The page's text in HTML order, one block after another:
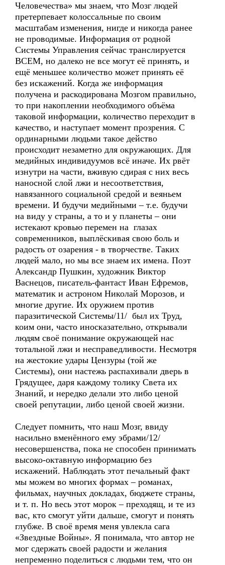
Человечества» мы знаем, что Мозг людей
претерпевает колоссальные по своим
масштабам изменения, нигде и никогда ранее
не проводимые. Информация от родной
Системы Управления сейчас транслируется
ВСЕМ, но далеко не все могут её принять, и
ещё меньшее количество может принять её
без искажений. Когда же информация
получена и раскодирована Мозгом правильно,
то при накоплении необходимого объёма
таковой информации, количество переходит в
качество, и наступает момент прозрения. С
ординарными людьми такое действо
происходит незаметно для окружающих. Для
медийных индивидуумов всё иначе. Их рвёт
изнутри на части, вживую сдирая с них весь
наносной слой лжи и несоответствия,
навязанного социальной средой и веяньем
времени. И будучи медийными – т.е. будучи
на виду у страны, а то и у планеты – они
истекают кровью перемен на глазах
современников, выплёскивая свою боль и
радость от озарения - в творчестве. Таких
людей мало, но мы все знаем их имена. Поэт
Александр Пушкин, художник Виктор
Васнецов, писатель-фантаст Иван Ефремов,
математик и астроном Николай Морозов, и
многие другие. Их оружием против
паразитической Системы/11/ был их Труд,
коим они, часто иносказательно, открывали
людям своё понимание окружающей нас
тотальной лжи и несправедливости. Несмотря
на жестокие удары Цензуры (той же
Системы), они настежь распахивали дверь в
Грядущее, даря каждому толику Света их
Знаний, и нередко делали это либо ценой
своей репутации, либо ценой своей жизни.
Следует помнить, что наш Мозг, ввиду
насильно вменённого ему эбрами/12/
несовершенства, пока не способен принимать
высоко-октавную информацию без
искажений. Наблюдать этот печальный факт
мы можем во многих формах – романах,
фильмах, научных докладах, бюджете страны,
и т. п. Но весь этот морок – преходящ, и те из
вас, кто смогут уйти дальше, смогут и понять
глубже. В своё время меня увлекла сага
«Звездные Войны». Я понимала, что автор не
мог сдержать своей радости и желания
непременно поделиться с людьми тем, что он